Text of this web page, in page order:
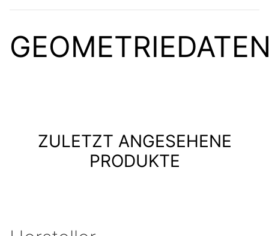
ZULETZT ANGESEHENE
PRODUKTE